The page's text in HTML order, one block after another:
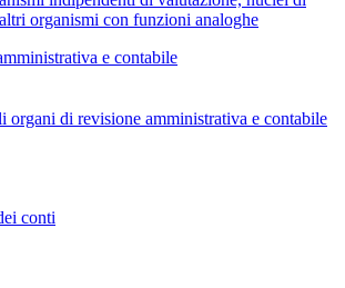
organismi con funzioni analoghe
e contabile
organi di revisione amministrativa e contabile
conti